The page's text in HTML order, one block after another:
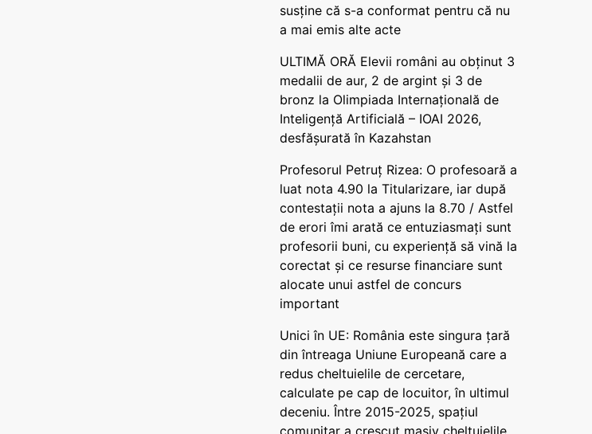
susține că s-a conformat pentru că nu
a mai emis alte acte
ULTIMĂ ORĂ Elevii români au obținut 3
medalii de aur, 2 de argint și 3 de
bronz la Olimpiada Internațională de
Inteligență Artificială – IOAI 2026,
desfășurată în Kazahstan
Profesorul Petruț Rizea: O profesoară a
luat nota 4.90 la Titularizare, iar după
contestații nota a ajuns la 8.70 / Astfel
de erori îmi arată ce entuziasmați sunt
profesorii buni, cu experiență să vină la
corectat și ce resurse financiare sunt
alocate unui astfel de concurs
important
Unici în UE: România este singura țară
din întreaga Uniune Europeană care a
redus cheltuielile de cercetare,
calculate pe cap de locuitor, în ultimul
deceniu. Între 2015-2025, spațiul
comunitar a crescut masiv cheltuielile